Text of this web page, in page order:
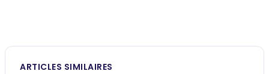
ARTICLES SIMILAIRES